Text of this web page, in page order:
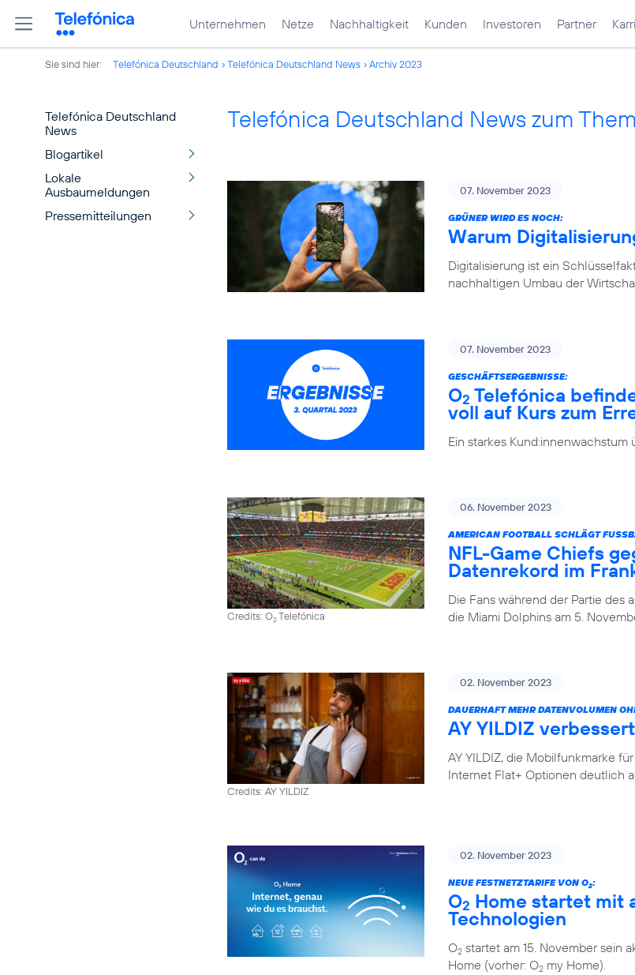
Unternehmen Netze Nachhaltigkeit Kunden Investoren Partner
Sie sind hier: Telefónica Deutschland Telefónica Deutschland News Archiv 2023
Telefónica Deutschland
News
Blogartikel
Lokale
Ausbaumeldungen
Pressemitteilungen
Telefónica Deutschland News zum
07. November 2023
GRÜNER WIRD ES NOCH:
Warum
Digitalisierung ist ein
nachhaltigen Umbau der
07. November 2023
GESCHÄFTSERGEBNISSE:
O2 Telefónica
voll auf Kurs zum
Ein starkes Kund:innenwachstum
Credits: O2Telefónica
06. November 2023
AMERICAN FOOTBALL SCHLÄGT
NFL-Game Chiefs
Datenrekord im
Die Fans während der Partie des
die Miami Dolphins am 5.
Credits: AY YILDIZ
02. November 2023
DAUERHAFT MEHR DATENVOLUMEN
AY YILDIZ
AY YILDIZ, die Mobilfunkmarke
Internet Flat+ Optionen deutlich
02. November 2023
NEUE FESTNETZTARIFE VON O2:
O2 Home startet mit
Technologien
O2 startet am 15. November sein
Home (vorher: O2 my Home).